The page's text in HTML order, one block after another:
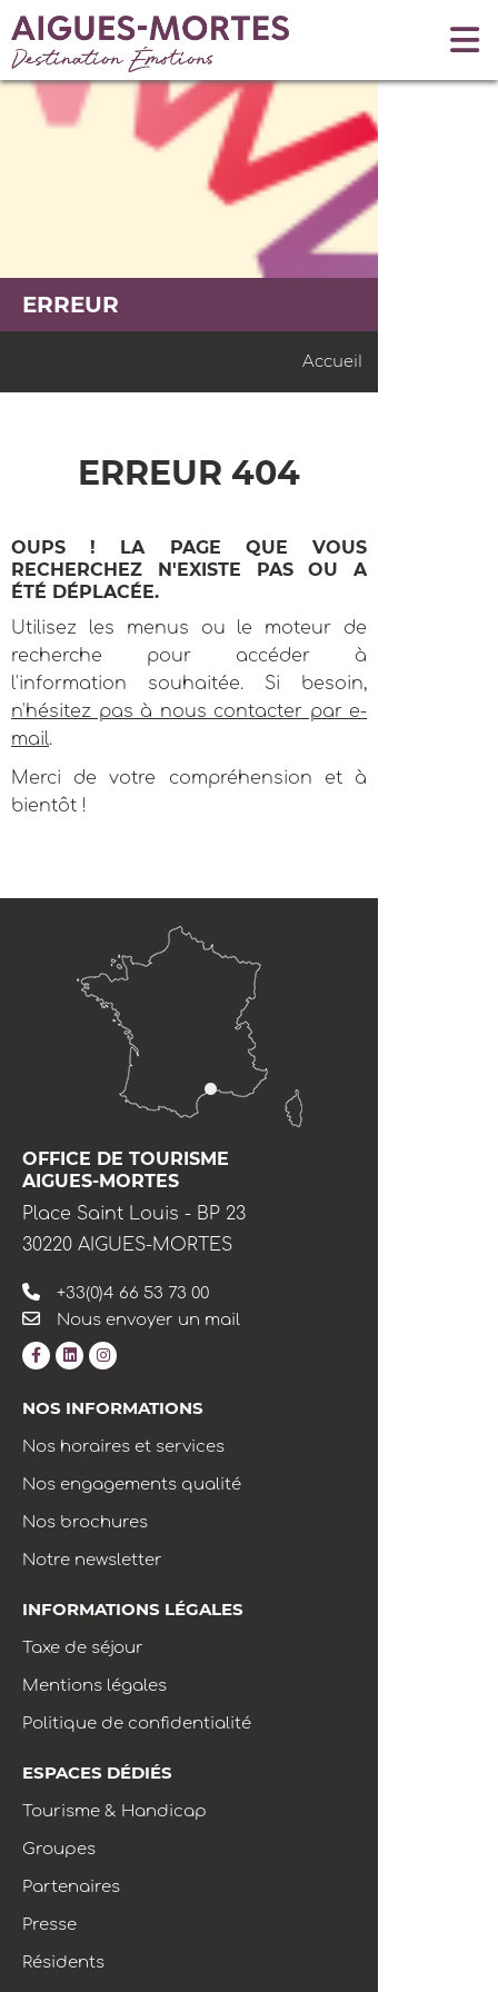
ERREUR
Accueil
ERREUR 404
OUPS ! LA PAGE QUE VOUS
RECHERCHEZ N'EXISTE PAS OU A
ÉTÉ DÉPLACÉE.
Utilisez les menus ou le moteur de
recherche pour accéder à
l'information souhaitée. Si besoin,
n'hésitez pas à nous contacter par e-
mail.
Merci de votre compréhension et à
bientôt !
OFFICE DE TOURISME
AIGUES-MORTES
Place Saint Louis - BP 23
30220 AIGUES-MORTES
+33(0)4 66 53 73 00
Nous envoyer un mail
NOS INFORMATIONS
Nos horaires et services
Nos engagements qualité
Nos brochures
Notre newsletter
INFORMATIONS LÉGALES
Taxe de séjour
Mentions légales
Politique de confidentialité
ESPACES DÉDIÉS
Tourisme & Handicap
Groupes
Partenaires
Presse
Résidents